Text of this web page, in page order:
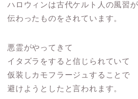
ハロウィンは古代ケルト人の風習が
伝わったものをされています。
悪霊がやってきて
イタズラをすると信じられていて
仮装しカモフラージュすることで
避けようとしたと言われます。